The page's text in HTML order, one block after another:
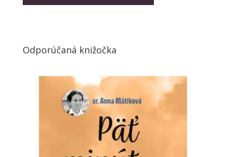
Odporúčaná knižočka